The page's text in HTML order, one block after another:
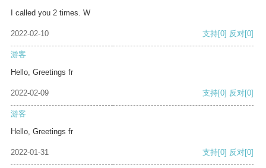
I called you 2 times. W
2022-02-10 支持[0] 反对[0]
游客
Hello, Greetings fr
2022-02-09 支持[0] 反对[0]
游客
Hello, Greetings fr
2022-01-31 支持[0] 反对[0]